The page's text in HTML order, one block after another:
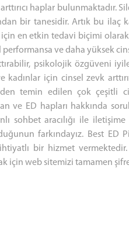
haplar bulunmaktadır.
bir tanesidir. Artık bu ilaç
en etkin tedavi biçimi
performansa ve daha yüksek
psikolojik özgüveni
kadınlar için cinsel zevk
temin edilen çok çeşitli
ve ED hapları hakkında
sohbet aracılığı ile
farkındayız. Best ED
bir hizmet
için web sitemizi tamamen